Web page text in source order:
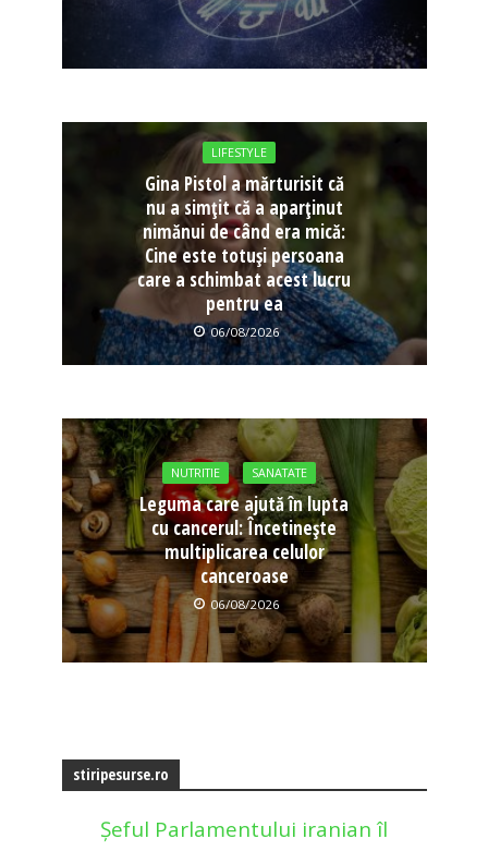
LIFESTYLE
Gina Pistol a mărturisit că
nu a simțit că a aparținut
nimănui de când era mică:
Cine este totuși persoana
care a schimbat acest lucru
pentru ea
06/08/2026
NUTRITIE SANATATE
Leguma care ajută în lupta
cu cancerul: Încetinește
multiplicarea celulor
canceroase
06/08/2026
stiripesurse.ro
Șeful Parlamentului iranian îl